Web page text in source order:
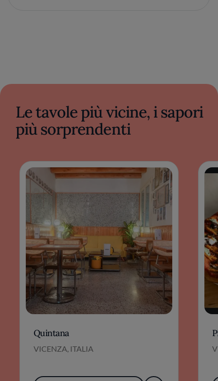
Le tavole più vicine, i sapori
più sorprendenti
Quintana
VICENZA, ITALIA